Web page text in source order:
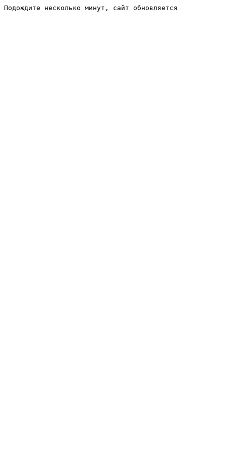
Подождите несколько минут, сайт обновляется